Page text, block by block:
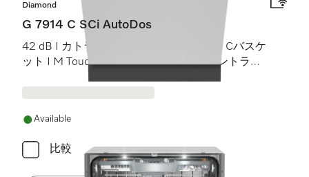
Diamond
G 7914 C SCi AutoDos
42 dB I カトラリートレイ I MaxiComfort Cバスケ
ット I M Touch I BrilliantLight (ブリリアントライ
Available
比較